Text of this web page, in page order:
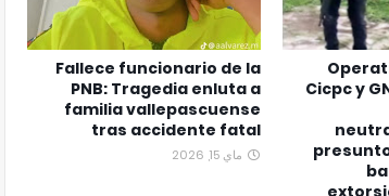
Cicpc y
Fallece funcionario de la
PNB: Tragedia enluta a
familia vallepascuense
tras accidente fatal
ماي 15, 2026